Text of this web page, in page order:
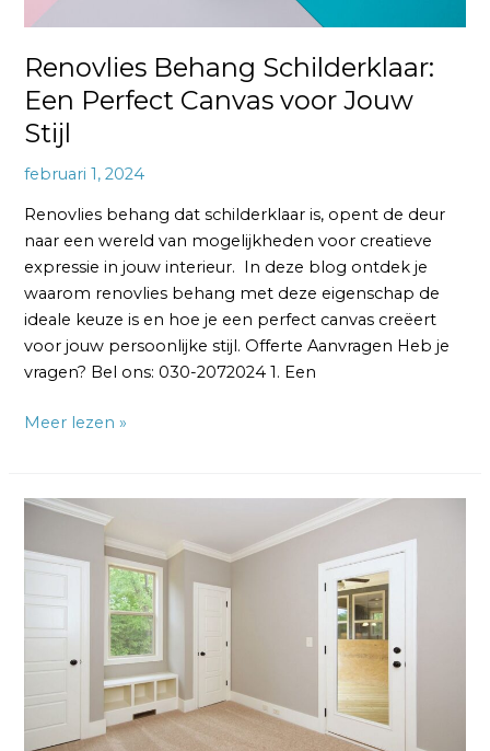
Renovlies Behang Schilderklaar:
Een Perfect Canvas voor Jouw
Stijl
februari 1, 2024
Renovlies behang dat schilderklaar is, opent de deur
naar een wereld van mogelijkheden voor creatieve
expressie in jouw interieur. In deze blog ontdek je
waarom renovlies behang met deze eigenschap de
ideale keuze is en hoe je een perfect canvas creëert
voor jouw persoonlijke stijl. Offerte Aanvragen Heb je
vragen? Bel ons: 030-2072024 1. Een
Meer lezen »
Renovlies
Glad:
Keuze
voor
Strakke
Muren